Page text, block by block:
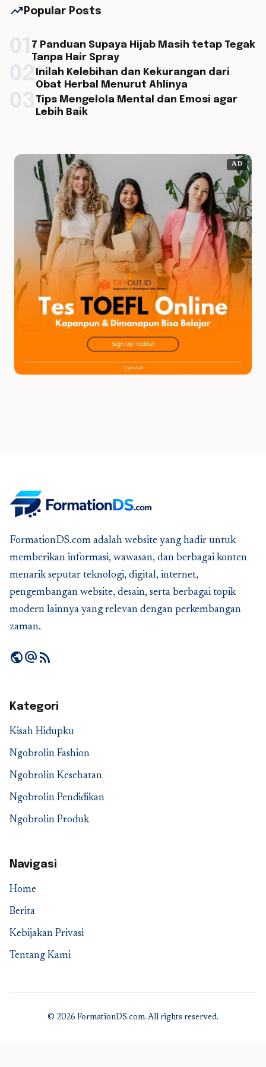
trending_up Popular Posts
7 Panduan Supaya Hijab Masih tetap Tegak
Tanpa Hair Spray
Inilah Kelebihan dan Kekurangan dari
Obat Herbal Menurut Ahlinya
Tips Mengelola Mental dan Emosi agar
Lebih Baik
AD
FormationDS.com adalah website yang hadir untuk
memberikan informasi, wawasan, dan berbagai konten
menarik seputar teknologi, digital, internet,
pengembangan website, desain, serta berbagai topik
modern lainnya yang relevan dengan perkembangan
zaman.
publicalternate_emailrss_feed
Kategori
Kisah Hidupku
Ngobrolin Fashion
Ngobrolin Kesehatan
Ngobrolin Pendidikan
Ngobrolin Produk
Navigasi
Home
Berita
Kebijakan Privasi
Tentang Kami
© 2026 FormationDS.com. All rights reserved.